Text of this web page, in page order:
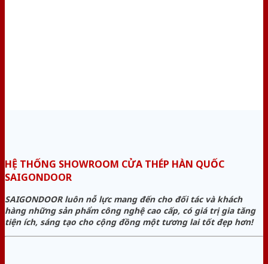
HỆ THỐNG SHOWROOM CỬA THÉP HÀN QUỐC
SAIGONDOOR
SAIGONDOOR luôn nỗ lực mang đến cho đối tác và khách
hàng những sản phẩm công nghệ cao cấp, có giá trị gia tăng
tiện ích, sáng tạo cho cộng đồng một tương lai tốt đẹp hơn!